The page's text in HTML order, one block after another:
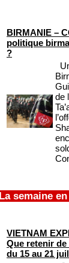
BIRMANIE –
politique
?
de
La semaine
VIETNAM
Que retenir de
du 15 au 21